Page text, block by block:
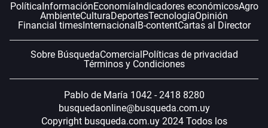
Política InformaciónEconomía Indicadores económicosAgro
AmbienteCulturaDeportesTecnologíaOpinión
Financial timesInternacional B-contentCartas al Director
Sobre BúsquedaComercial Políticas de privacidad
Términos y Condiciones
Pablo de María 1042 - 2418 8280
busquedaonline@busqueda.com.uy
Copyright busqueda.com.uy 2024 Todos los